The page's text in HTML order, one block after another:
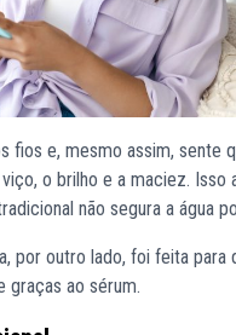
fios e, mesmo assim, sente
o brilho e a maciez. Isso
não segura a água
por outro lado, foi feita para
graças ao sérum.